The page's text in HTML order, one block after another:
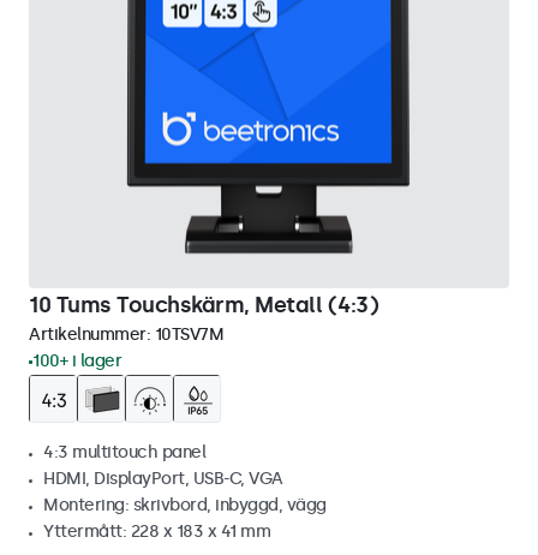
10 Tums Touchskärm, Metall (4:3)
Artikelnummer: 10TSV7M
100+ i lager
4:3 multitouch panel
HDMI, DisplayPort, USB-C, VGA
Montering: skrivbord, inbyggd, vägg
Yttermått: 228 x 183 x 41 mm